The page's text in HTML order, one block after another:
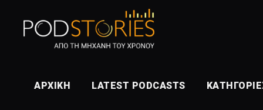
ΑΡΧΙΚΉ LATEST PODCASTS